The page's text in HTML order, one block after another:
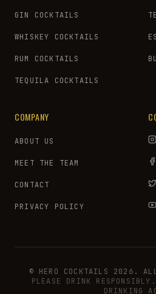
GIN COCKTAILS
WHISKEY COCKTAILS
RUM COCKTAILS
TEQUILA COCKTAILS
COMPANY
ABOUT US
MEET THE TEAM
CONTACT
PRIVACY POLICY
© HERO COCKTAILS 2026.
PLEASE DRINK
DRINKING